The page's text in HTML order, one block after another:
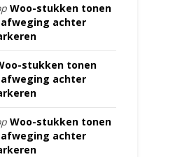
Woo-stukken tonen
achter
stukken tonen
achter
Woo-stukken tonen
achter